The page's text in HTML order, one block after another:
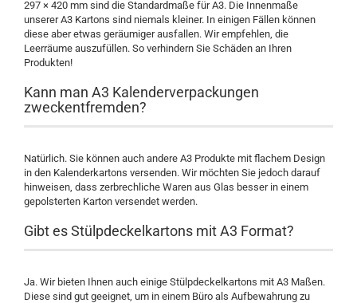
297 × 420 mm sind die Standardmaße für A3. Die Innenmaße
unserer A3 Kartons sind niemals kleiner. In einigen Fällen können
diese aber etwas geräumiger ausfallen. Wir empfehlen, die
Leerräume auszufüllen. So verhindern Sie Schäden an Ihren
Produkten!
Kann man A3 Kalenderverpackungen
zweckentfremden?
Natürlich. Sie können auch andere A3 Produkte mit flachem Design
in den Kalenderkartons versenden. Wir möchten Sie jedoch darauf
hinweisen, dass zerbrechliche Waren aus Glas besser in einem
gepolsterten Karton versendet werden.
Gibt es Stülpdeckelkartons mit A3 Format?
Ja. Wir bieten Ihnen auch einige Stülpdeckelkartons mit A3 Maßen.
Diese sind gut geeignet, um in einem Büro als Aufbewahrung zu